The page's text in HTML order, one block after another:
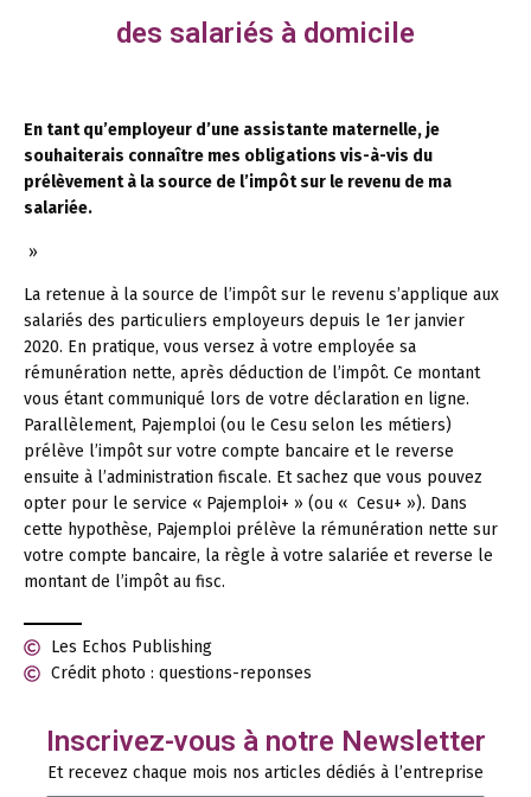
des salariés à domicile
En tant qu’employeur d’une assistante maternelle, je
souhaiterais connaître mes obligations vis-à-vis du
prélèvement à la source de l’impôt sur le revenu de ma
salariée.
»
La retenue à la source de l’impôt sur le revenu s’applique aux
salariés des particuliers employeurs depuis le 1er janvier
2020. En pratique, vous versez à votre employée sa
rémunération nette, après déduction de l’impôt. Ce montant
vous étant communiqué lors de votre déclaration en ligne.
Parallèlement, Pajemploi (ou le Cesu selon les métiers)
prélève l’impôt sur votre compte bancaire et le reverse
ensuite à l’administration fiscale. Et sachez que vous pouvez
opter pour le service « Pajemploi+ » (ou « Cesu+ »). Dans
cette hypothèse, Pajemploi prélève la rémunération nette sur
votre compte bancaire, la règle à votre salariée et reverse le
montant de l’impôt au fisc.
Les Echos Publishing
Crédit photo : questions-reponses
Inscrivez-vous à notre Newsletter
Et recevez chaque mois nos articles dédiés à l’entreprise